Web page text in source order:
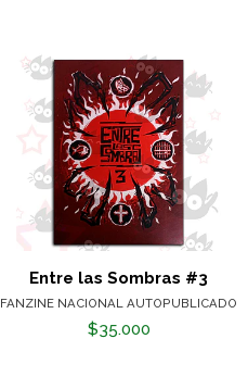
Entre las Sombras #3
FANZINE NACIONAL AUTOPUBLICADO
$35.000